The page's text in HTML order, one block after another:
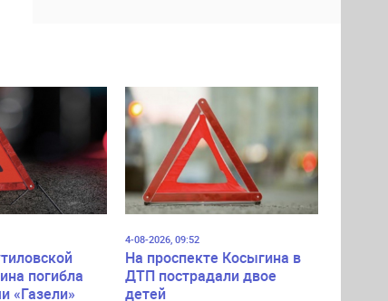
погибла
«Газели»
4-08-2026, 09:52
На проспекте Косыгина в
ДТП пострадали двое
детей